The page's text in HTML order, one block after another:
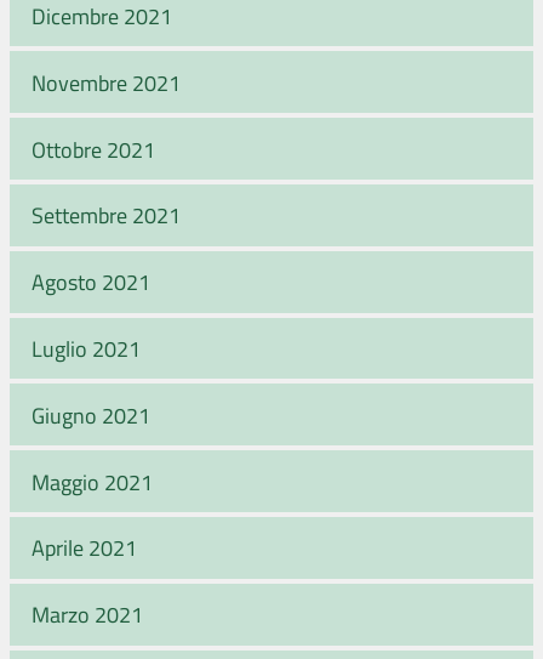
Dicembre 2021
Novembre 2021
Ottobre 2021
Settembre 2021
Agosto 2021
Luglio 2021
Giugno 2021
Maggio 2021
Aprile 2021
Marzo 2021